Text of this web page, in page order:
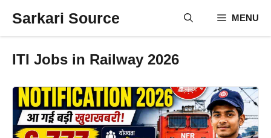
Sarkari Source MENU
ITI Jobs in Railway 2026